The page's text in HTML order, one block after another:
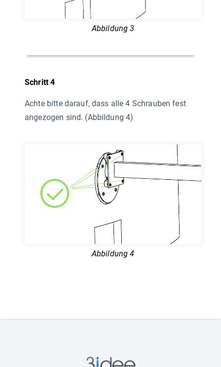
Abbildung 3
Schritt 4
Achte bitte darauf, dass alle 4 Schrauben fest
angezogen sind. (Abbildung 4)
Abbildung 4